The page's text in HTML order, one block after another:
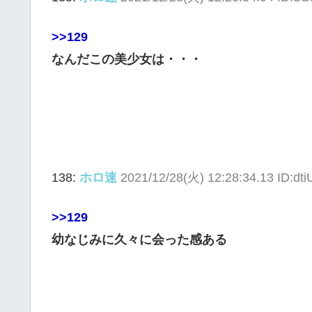
>>129
なんだこの美少女は・・・
138: ホロ速 2021/12/28(火) 12:28:34.13
>>129
幼なじみに久々に会った感ある